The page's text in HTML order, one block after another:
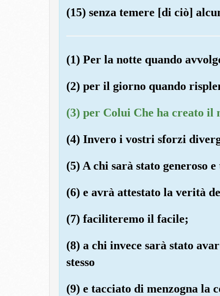
(15) senza temere [di ciò]
(1) Per la notte quando
(2) per il giorno quando
(3) per Colui Che ha creato il
(4) Invero i vostri sforzi
(5) A chi sarà stato generoso
(6) e avrà attestato la verità
(7) faciliteremo il facile;
(8) a chi invece sarà stato
stesso
(9) e tacciato di menzogna la